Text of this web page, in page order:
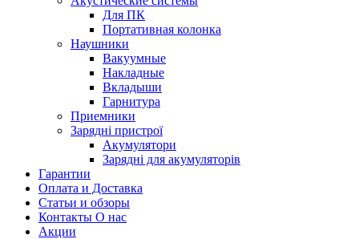
Для ПК
Портативная колонка
Наушники
Вакуумные
Накладные
Вкладыши
Гарнитура
Приемники
Зарядні пристрої
Акумулятори
Зарядні для акумуляторів
Гарантии
Оплата и Доставка
Статьи и обзоры
Контакты О нас
Акции